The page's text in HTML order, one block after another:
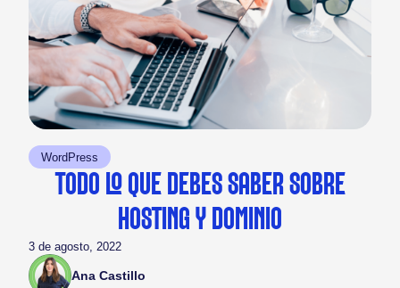
WordPress
TODO LO QUE DEBES SABER SOBRE
HOSTING Y DOMINIO
3 de agosto, 2022
Ana Castillo